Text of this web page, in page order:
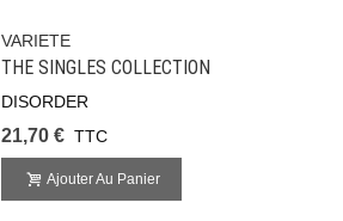
VARIETE
THE SINGLES COLLECTION
DISORDER
21,70 € TTC
Ajouter Au Panier